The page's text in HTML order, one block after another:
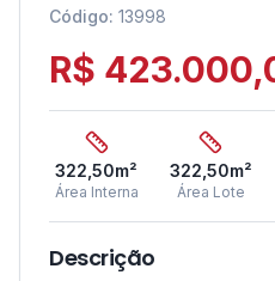
Código: 13998
R$
322,50m²
Área Interna
322,50m²
Área Lote
Descrição